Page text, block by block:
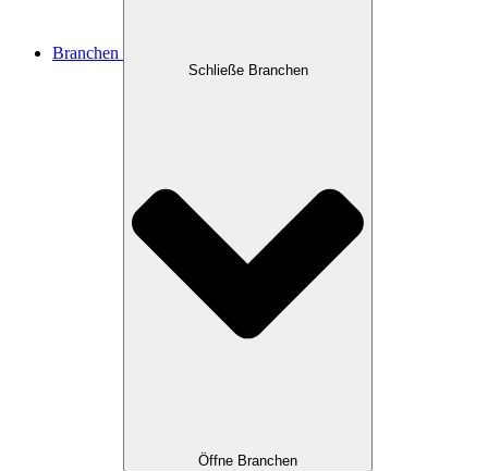
Branchen
Schließe Branchen
Öffne Branchen